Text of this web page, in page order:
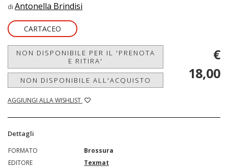
di Antonella Brindisi
CARTACEO
NON DISPONIBILE PER IL 'PRENOTA
E RITIRA'
NON DISPONIBILE ALL'ACQUISTO
AGGIUNGI ALLA WISHLIST
€
18,00
Dettagli
FORMATO
Brossura
EDITORE
Texmat